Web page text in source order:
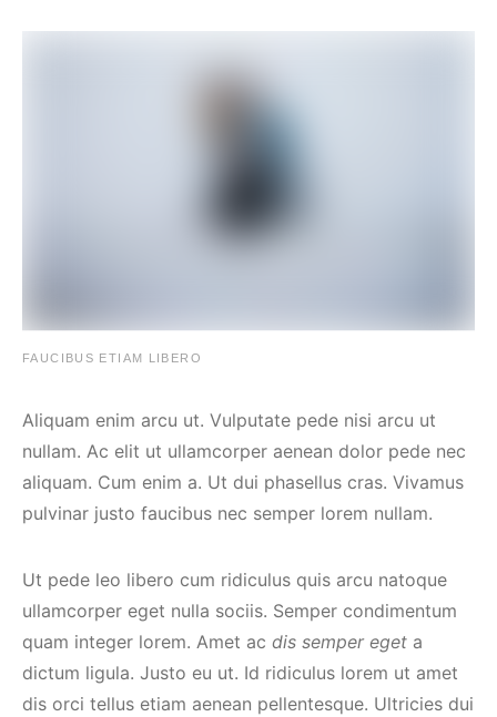
FAUCIBUS ETIAM LIBERO
Aliquam enim arcu ut. Vulputate pede nisi arcu ut
nullam. Ac elit ut ullamcorper aenean dolor pede nec
aliquam. Cum enim a. Ut dui phasellus cras. Vivamus
pulvinar justo faucibus nec semper lorem nullam.
Ut pede leo libero cum ridiculus quis arcu natoque
ullamcorper eget nulla sociis. Semper condimentum
quam integer lorem. Amet ac dis semper eget a
dictum ligula. Justo eu ut. Id ridiculus lorem ut amet
dis orci tellus etiam aenean pellentesque. Ultricies dui